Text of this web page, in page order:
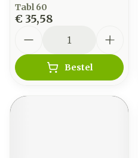
Tabl 60
€ 35,58
Bestel